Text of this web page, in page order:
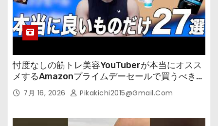
忖度なしの筋トレ美容YouTuberが本当にオスス
メするAmazonプライムデーセールで買うべきも
の 7月 16, 2026 Pikakichi2015@gmail.com